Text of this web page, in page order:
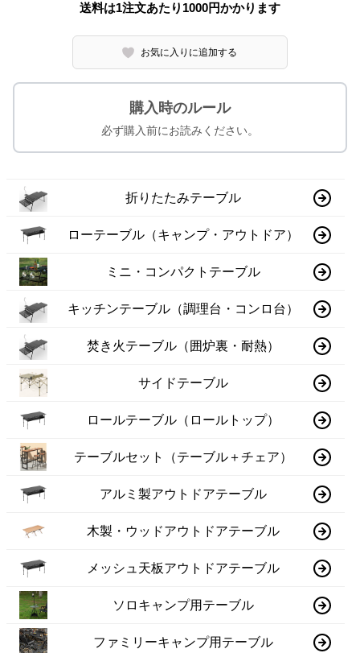
送料は1注文あたり 1000円かかります
お気に入りに追加する
購入時のルール
必ず購入前にお読みください。
折りたたみテーブル
ローテーブル（キャンプ・アウトドア）
ミニ・コンパクトテーブル
キッチンテーブル（調理台・コンロ台）
焚き火テーブル（囲炉裏・耐熱）
サイドテーブル
ロールテーブル（ロールトップ）
テーブルセット（テーブル＋チェア）
アルミ製アウトドアテーブル
木製・ウッドアウトドアテーブル
メッシュ天板アウトドアテーブル
ソロキャンプ用テーブル
ファミリーキャンプ用テーブル